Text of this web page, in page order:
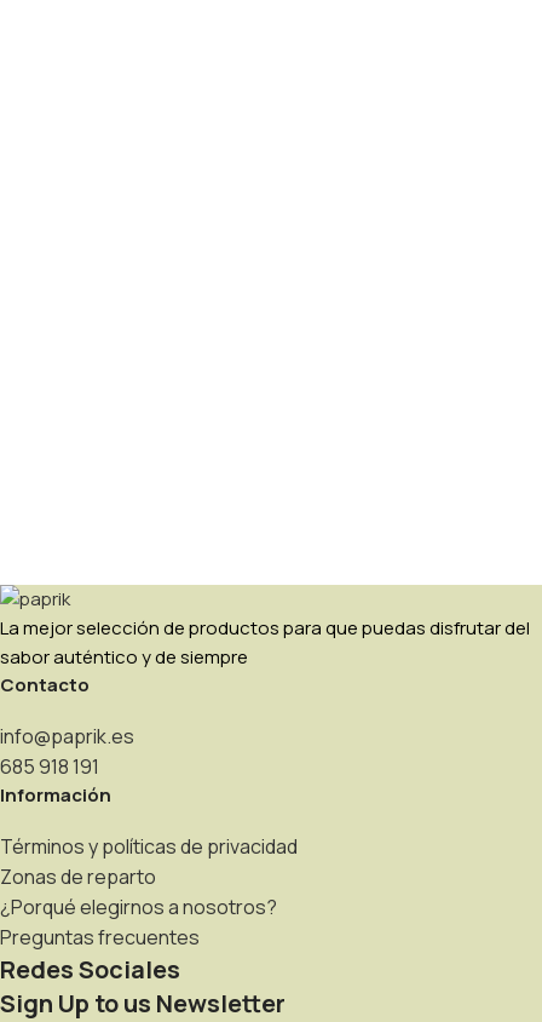
La mejor selección de productos para que puedas disfrutar del
sabor auténtico y de siempre
Contacto
info@paprik.es
685 918 191
Información
Términos y políticas de privacidad
Zonas de reparto
¿Porqué elegirnos a nosotros?
Preguntas frecuentes
Redes Sociales
Sign Up to us Newsletter